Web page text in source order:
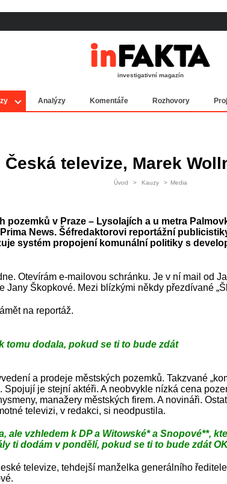
televize, Marek
Úvod > Kauzy > Media
pozemků v Praze – Lysolajích a u metra
News. Šéfredaktorovi reportážní
systém propojení komunální politiky s
Otevírám e-mailovou schránku. Je v ní mail od
Jany Škopkové. Mezi blízkými někdy přezdívané
na reportáž.
tomu dodala, pokud se ti to bude zdát
a prodeje městských pozemků. Takzvané
Spojují je stejní aktéři. A neobvykle nízká cena
manažery městských firem. A novináři.
televizi, v redakci, si neodpustila.
ale vzhledem k DP a Witowské* a Snopové**,
ti dodám v pondělí, pokud se ti to bude zdát
televize, tehdejší manželka generálního
investigativní magazín
Analýzy Komentáře Rozhovory